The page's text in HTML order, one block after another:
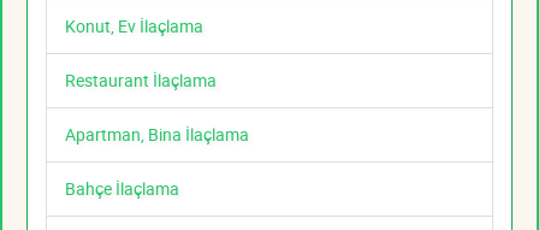
Konut, Ev İlaçlama
Restaurant İlaçlama
Apartman, Bina İlaçlama
Bahçe İlaçlama